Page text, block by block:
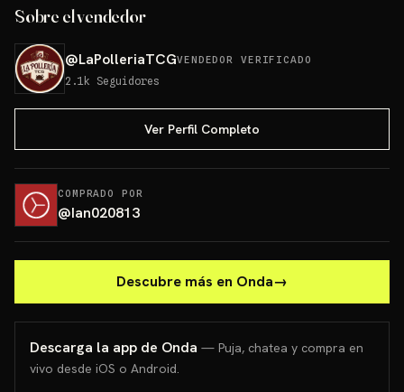
Sobre el vendedor
@LaPolleriaTCGVENDEDOR VERIFICADO
2.1k Seguidores
Ver Perfil Completo
COMPRADO POR
@Ian020813
Descubre más en Onda→
Descarga la app de Onda — Puja, chatea y compra en
vivo desde iOS o Android.